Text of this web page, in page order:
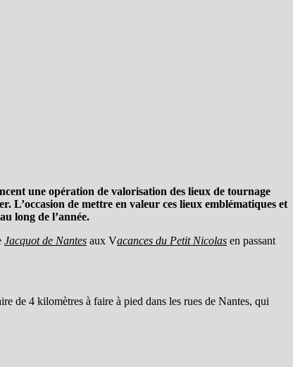
une opération de valorisation des lieux de tournage
. L’occasion de mettre en valeur ces lieux emblématiques et
long de l’année.
Jacquot de Nantes aux Vacances du Petit Nicolas en passant
de 4 kilomètres à faire à pied dans les rues de Nantes, qui